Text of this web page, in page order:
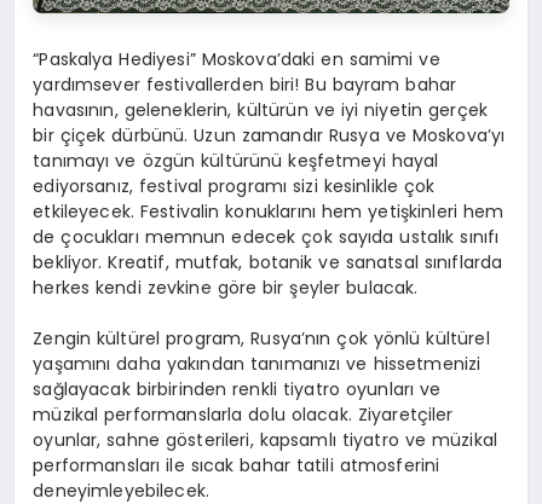
“Paskalya Hediyesi” Moskova’daki en samimi ve
yardımsever festivallerden biri! Bu bayram bahar
havasının, geleneklerin, kültürün ve iyi niyetin gerçek
bir çiçek dürbünü. Uzun zamandır Rusya ve Moskova’yı
tanımayı ve özgün kültürünü keşfetmeyi hayal
ediyorsanız, festival programı sizi kesinlikle çok
etkileyecek. Festivalin konuklarını hem yetişkinleri hem
de çocukları memnun edecek çok sayıda ustalık sınıfı
bekliyor. Kreatif, mutfak, botanik ve sanatsal sınıflarda
herkes kendi zevkine göre bir şeyler bulacak.
Zengin kültürel program, Rusya’nın çok yönlü kültürel
yaşamını daha yakından tanımanızı ve hissetmenizi
sağlayacak birbirinden renkli tiyatro oyunları ve
müzikal performanslarla dolu olacak. Ziyaretçiler
oyunlar, sahne gösterileri, kapsamlı tiyatro ve müzikal
performansları ile sıcak bahar tatili atmosferini
deneyimleyebilecek.